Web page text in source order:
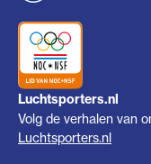
Luchtsporters.nl
Volg de verhalen van
Luchtsporters.nl